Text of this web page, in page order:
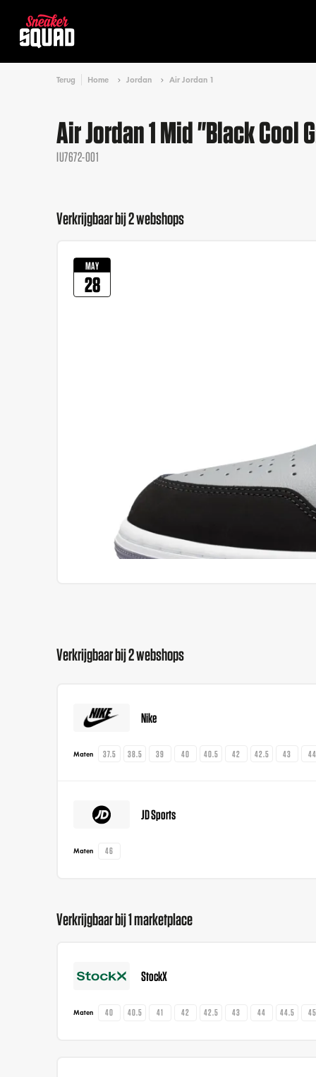
Terug Home Jordan Air Jordan 1
Air Jordan 1 Mid "Black Cool
IU7672-001
Verkrijgbaar bij 2 webshops
MAY
28
Verkrijgbaar bij 2 webshops
Nike
Maten 37.5 38.5 39 40 40.5 42 42.5 43 44
JD Sports
Maten 46
Verkrijgbaar bij 1 marketplace
StockX
Maten 40 40.5 41 42 42.5 43 44 44.5 45